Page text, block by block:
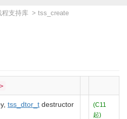
程支持库 > tss_create
tss_dtor_t destructor
(C11
起)